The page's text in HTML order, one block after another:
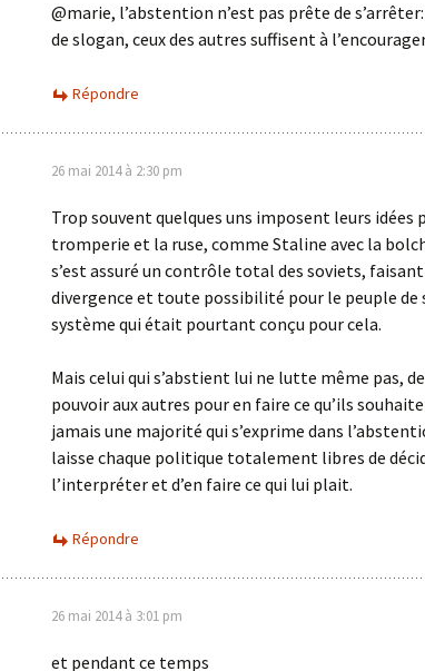
@marie, l’abstention n’est pas prête de
de slogan, ceux des autres suffisent à
Répondre
26 mai 2014 à 2:30 pm
Trop souvent quelques uns imposent leurs idées
tromperie et la ruse, comme Staline avec la
s’est assuré un contrôle total des soviets,
divergence et toute possibilité pour le peuple de
système qui était pourtant conçu pour cela.
Mais celui qui s’abstient lui ne lutte même pas,
pouvoir aux autres pour en faire ce qu’ils
jamais une majorité qui s’exprime dans
laisse chaque politique totalement libres de
l’interpréter et d’en faire ce qui lui plait.
Répondre
26 mai 2014 à 3:01 pm
et pendant ce temps